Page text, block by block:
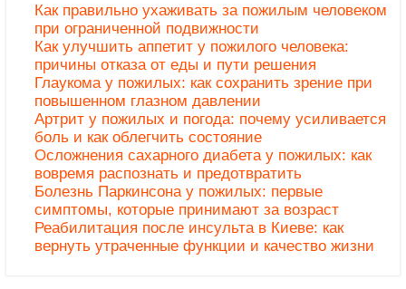
Как правильно ухаживать за пожилым человеком
при ограниченной подвижности
Как улучшить аппетит у пожилого человека:
причины отказа от еды и пути решения
Глаукома у пожилых: как сохранить зрение при
повышенном глазном давлении
Артрит у пожилых и погода: почему усиливается
боль и как облегчить состояние
Осложнения сахарного диабета у пожилых: как
вовремя распознать и предотвратить
Болезнь Паркинсона у пожилых: первые
симптомы, которые принимают за возраст
Реабилитация после инсульта в Киеве: как
вернуть утраченные функции и качество жизни